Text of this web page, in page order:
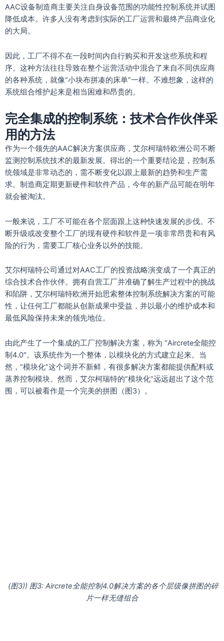
AAC设备制造商主要关注自身设备范围的功能性控制系统并试图
降低成本。许多人没有考虑到实际的工厂运营和最终产品商业化
的大局。
因此，工厂不得不在一段时间内自行购买和开发这些系统和程
序。这种方法往往导致在整个运营活动中混合了来自不同供应商
的各种系统，就像“小块布拼凑的床单”一样。不难想象，这样的
系统组合维护起来是相当困难和昂贵的。
完全集成的控制系统：技术合作伙伴采
用的方法
作为一个领先的AAC解决方案供应商，艾尔柯瑞特欧洲公司不断
监测控制系统技术的最新发展。得出的一个重要结论是，控制系
统领域是非常动态的，需不断变化以跟上最新的趋势和生产需
求。制造商定期更新硬件和软件产品，今年的新产品可能在明年
就会被淘汰。
一般来说，工厂不可能在各个层面跟上这种快速发展的步伐。不
断升级或改变整个工厂的现有硬件和软件是一项非常昂贵和有风
险的行为，需要工厂核心业务以外的技能。
艾尔柯瑞特公司通过对AAC工厂的投资战略演变成了一个真正的
综合技术合作伙伴。拥有自营工厂并准确了解生产过程中的挑战
和陷阱，艾尔柯瑞特欧洲开始思索整体控制系统解决方案的可能
性，让任何工厂都能从创新成果中受益，并以最小的维护成本和
最低风险保持未来的领先地位。
由此产生了一个集成的工厂控制解决方案，称为 “Aircrete全能控
制4.0″。该系统作为一个整体，以模块化的方式建立起来。当
然，”模块化”这个词并不新鲜，有很多解决方案都能提供配料或
蒸养控制模块。然而，艾尔柯瑞特的”模块化”远远超出了这个范
围，可以被看作是一个完美的拼图（图3）。
(图3)) 图3: Aircrete全能控制4.0解决方案的各个层级像拼图的碎
片一样无缝组合